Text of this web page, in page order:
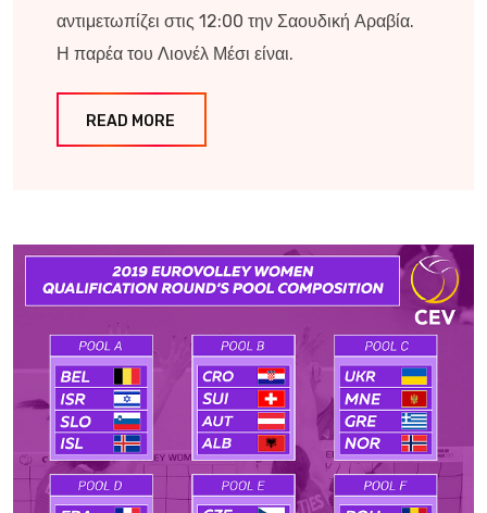
αντιμετωπίζει στις 12:00 την Σαουδική Αραβία.
Η παρέα του Λιονέλ Μέσι είναι.
READ MORE